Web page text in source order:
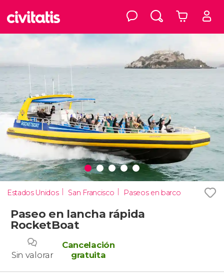
Estados Unidos San Francisco Paseos en barco
Paseo en lancha rápida
RocketBoat
Sin valorar
Cancelación
gratuita